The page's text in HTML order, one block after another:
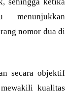
menunjukkan
nomor dua di
secara objektif
kualitas